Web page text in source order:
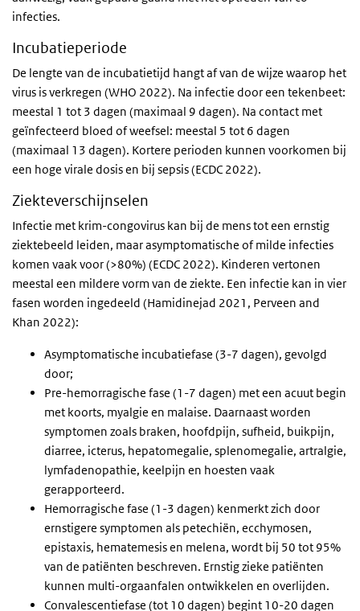
infecties.
Incubatieperiode
De lengte van de incubatietijd hangt af van de wijze waarop het
virus is verkregen (WHO 2022). Na infectie door een tekenbeet:
meestal 1 tot 3 dagen (maximaal 9 dagen). Na contact met
geïnfecteerd bloed of weefsel: meestal 5 tot 6 dagen
(maximaal 13 dagen). Kortere perioden kunnen voorkomen bij
een hoge virale dosis en bij sepsis (ECDC 2022).
Ziekteverschijnselen
Infectie met krim-congovirus kan bij de mens tot een ernstig
ziektebeeld leiden, maar asymptomatische of milde infecties
komen vaak voor (>80%) (ECDC 2022). Kinderen vertonen
meestal een mildere vorm van de ziekte. Een infectie kan in vier
fasen worden ingedeeld (Hamidinejad 2021, Perveen and
Khan 2022):
Asymptomatische incubatiefase (3-7 dagen), gevolgd
door;
Pre-hemorragische fase (1-7 dagen) met een acuut begin
met koorts, myalgie en malaise. Daarnaast worden
symptomen zoals braken, hoofdpijn, sufheid, buikpijn,
diarree, icterus, hepatomegalie, splenomegalie, artralgie,
lymfadenopathie, keelpijn en hoesten vaak
gerapporteerd.
Hemorragische fase (1-3 dagen) kenmerkt zich door
ernstigere symptomen als petechiën, ecchymosen,
epistaxis, hematemesis en melena, wordt bij 50 tot 95%
van de patiënten beschreven. Ernstig zieke patiënten
kunnen multi-orgaanfalen ontwikkelen en overlijden.
Convalescentiefase (tot 10 dagen) begint 10-20 dagen